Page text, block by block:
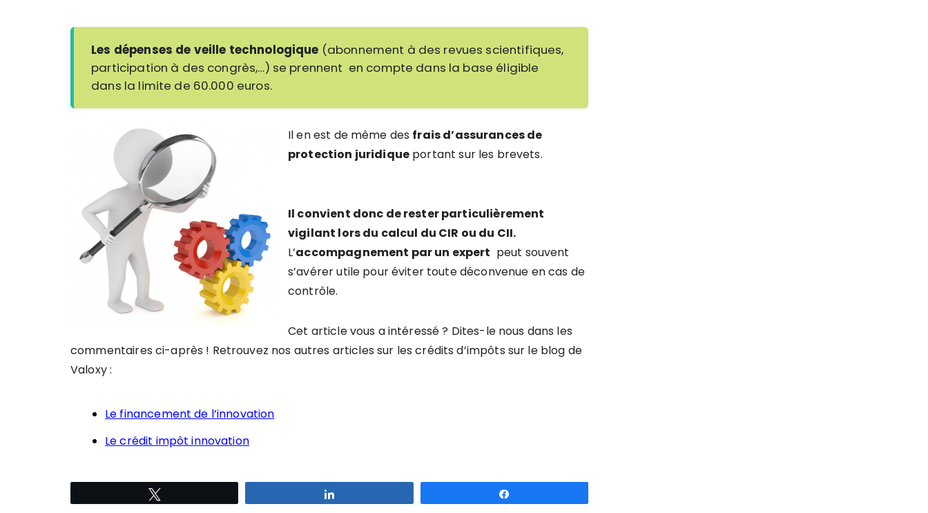
Les dépenses de veille technologique (abonnement à des revues scientifiques,
participation à des congrès,…) se prennent en compte dans la base éligible
dans la limite de 60.000 euros.
Il en est de même des frais d’assurances de
protection juridique portant sur les brevets.
Il convient donc de rester particulièrement
vigilant lors du calcul du CIR ou du CII.
L’accompagnement par un expert peut souvent
s’avérer utile pour éviter toute déconvenue en cas de
contrôle.
Cet article vous a intéressé ? Dites-le nous dans les
commentaires ci-après ! Retrouvez nos autres articles sur les crédits d’impôts sur le blog de
Valoxy :
Le financement de l’innovation
Le crédit impôt innovation